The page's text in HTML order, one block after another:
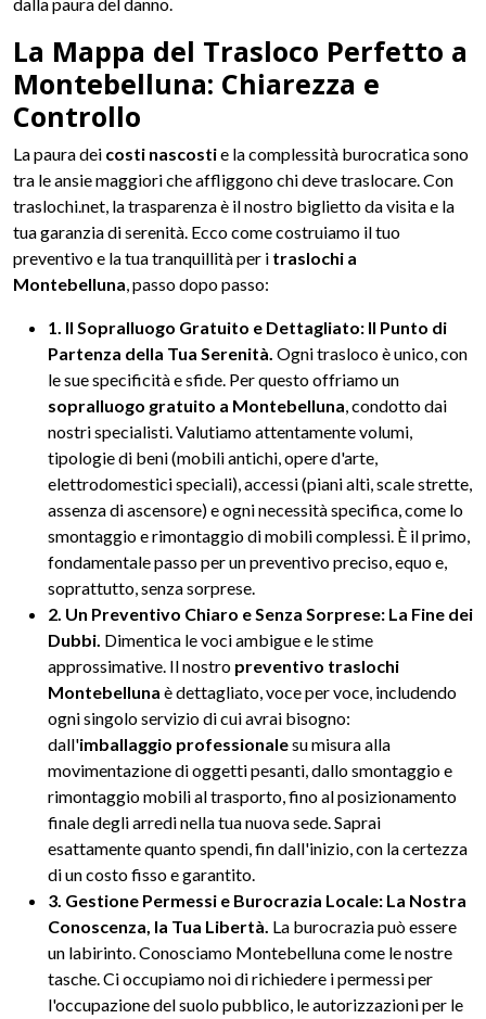
dalla paura del danno.
La Mappa del Trasloco Perfetto a
Montebelluna: Chiarezza e
Controllo
La paura dei costi nascostie la complessità burocratica sono
tra le ansie maggiori che affliggono chi deve traslocare. Con
traslochi.net, la trasparenza è il nostro biglietto da visita e la
tua garanzia di serenità. Ecco come costruiamo il tuo
preventivo e la tua tranquillità per i traslochi a
Montebelluna, passo dopo passo:
1. Il Sopralluogo Gratuito e Dettagliato: Il Punto di
Partenza della Tua Serenità. Ogni trasloco è unico, con
le sue specificità e sfide. Per questo offriamo un
sopralluogo gratuito a Montebelluna, condotto dai
nostri specialisti. Valutiamo attentamente volumi,
tipologie di beni (mobili antichi, opere d'arte,
elettrodomestici speciali), accessi (piani alti, scale strette,
assenza di ascensore) e ogni necessità specifica, come lo
smontaggio e rimontaggio di mobili complessi. È il primo,
fondamentale passo per un preventivo preciso, equo e,
soprattutto, senza sorprese.
2. Un Preventivo Chiaro e Senza Sorprese: La Fine dei
Dubbi. Dimentica le voci ambigue e le stime
approssimative. Il nostro preventivo traslochi
Montebelluna è dettagliato, voce per voce, includendo
ogni singolo servizio di cui avrai bisogno:
dall'imballaggio professionalesu misura alla
movimentazione di oggetti pesanti, dallo smontaggio e
rimontaggio mobili al trasporto, fino al posizionamento
finale degli arredi nella tua nuova sede. Saprai
esattamente quanto spendi, fin dall'inizio, con la certezza
di un costo fisso e garantito.
3. Gestione Permessi e Burocrazia Locale: La Nostra
Conoscenza, la Tua Libertà. La burocrazia può essere
un labirinto. Conosciamo Montebelluna come le nostre
tasche. Ci occupiamo noi di richiedere i permessi per
l'occupazione del suolo pubblico, le autorizzazioni per le